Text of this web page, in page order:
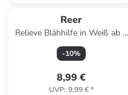
Reer
Relieve Blähhilfe in Weiß ab 0
Monate
-10%
8,99 €
UVP: 9,99 €*